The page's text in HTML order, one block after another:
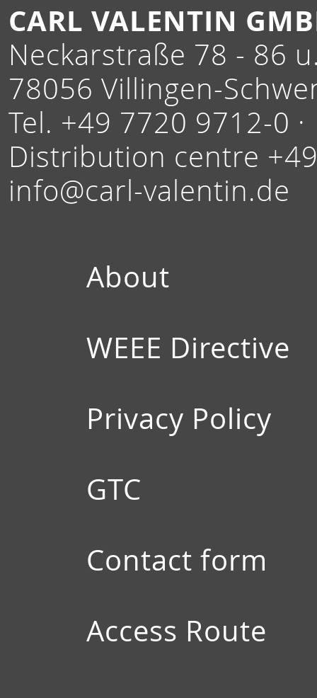
CARL VALENTIN
Neckarstraße 78 - 86
78056 Villingen-
Tel. +49 7720 9712-0 ·
Distribution centre
info@carl-valentin.de
About
WEEE Directive
Privacy Policy
GTC
Contact form
Access Route